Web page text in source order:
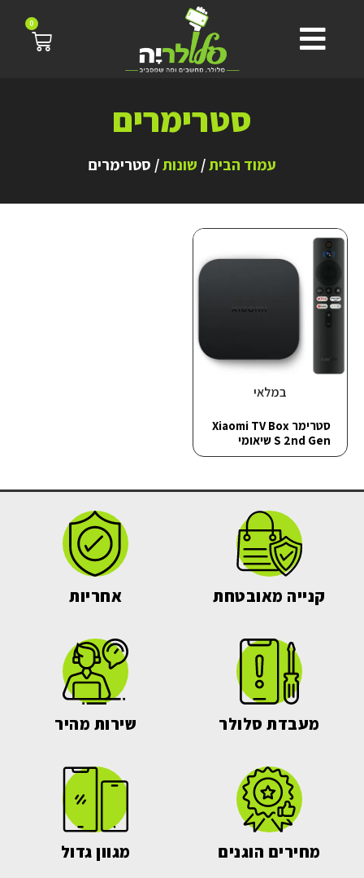
0
סטרימרים
עמוד הבית/ שונות/ סטרימרים
במלאי
סטרימר Xiaomi TV Box
S 2nd Gen שיאומי
קנייה מאובטחת אחריות
מעבדת סלולר שירות מהיר
מחירים הוגנים מגוון גדול